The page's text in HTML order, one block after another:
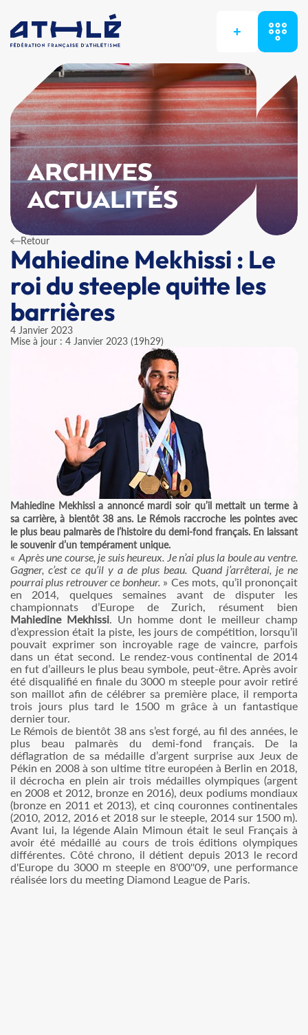
+
ARCHIVES
ACTUALITÉS
Retour
Mahiedine Mekhissi : Le
roi du steeple quitte les
barrières
4 Janvier 2023
Mise à jour : 4 Janvier 2023 (19h29)
Mahiedine Mekhissi a annoncé mardi soir qu’il mettait un terme à
sa carrière, à bientôt 38 ans. Le Rémois raccroche les pointes avec
le plus beau palmarès de l’histoire du demi-fond français. En laissant
le souvenir d’un tempérament unique.
« Après une course, je suis heureux. Je n’ai plus la boule au ventre.
Gagner, c’est ce qu’il y a de plus beau. Quand j’arrêterai, je ne
pourrai plus retrouver ce bonheur.» Ces mots, qu’il prononçait
en 2014, quelques semaines avant de disputer les
championnats d’Europe de Zurich, résument bien
Mahiedine Mekhissi. Un homme dont le meilleur champ
d’expression était la piste, les jours de compétition, lorsqu’il
pouvait exprimer son incroyable rage de vaincre, parfois
dans un état second. Le rendez-vous continental de 2014
en fut d’ailleurs le plus beau symbole, peut-être. Après avoir
été disqualifié en finale du 3000 m steeple pour avoir retiré
son maillot afin de célébrer sa première place, il remporta
trois jours plus tard le 1500 m grâce à un fantastique
dernier tour.
Le Rémois de bientôt 38 ans s’est forgé, au fil des années, le
plus beau palmarès du demi-fond français. De la
déflagration de sa médaille d’argent surprise aux Jeux de
Pékin en 2008 à son ultime titre européen à Berlin en 2018,
il décrocha en plein air trois médailles olympiques (argent
en 2008 et 2012, bronze en 2016), deux podiums mondiaux
(bronze en 2011 et 2013), et cinq couronnes continentales
(2010, 2012, 2016 et 2018 sur le steeple, 2014 sur 1500 m).
Avant lui, la légende Alain Mimoun était le seul Français à
avoir été médaillé au cours de trois éditions olympiques
différentes. Côté chrono, il détient depuis 2013 le record
d'Europe du 3000 m steeple en 8'00''09, une performance
réalisée lors du meeting Diamond League de Paris.